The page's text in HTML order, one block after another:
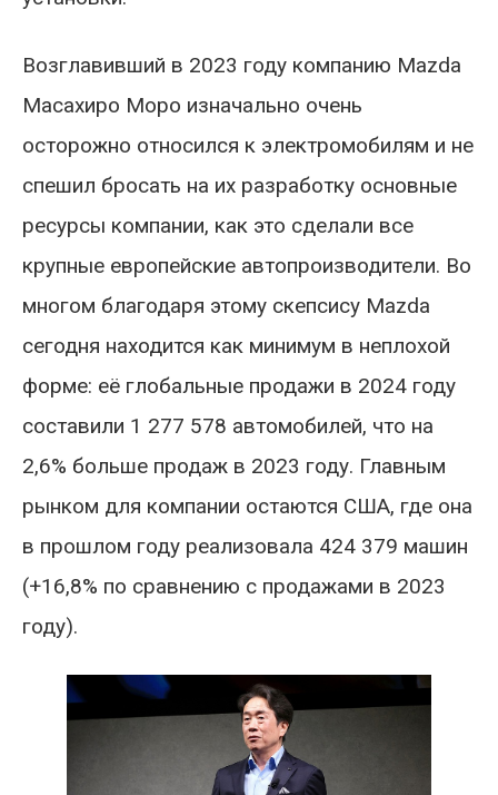
Возглавивший в 2023 году компанию Mazda
Масахиро Моро изначально очень
осторожно относился к электромобилям и не
спешил бросать на их разработку основные
ресурсы компании, как это сделали все
крупные европейские автопроизводители. Во
многом благодаря этому скепсису Mazda
сегодня находится как минимум в неплохой
форме: её глобальные продажи в 2024 году
составили 1 277 578 автомобилей, что на
2,6% больше продаж в 2023 году. Главным
рынком для компании остаются США, где она
в прошлом году реализовала 424 379 машин
(+16,8% по сравнению с продажами в 2023
году).